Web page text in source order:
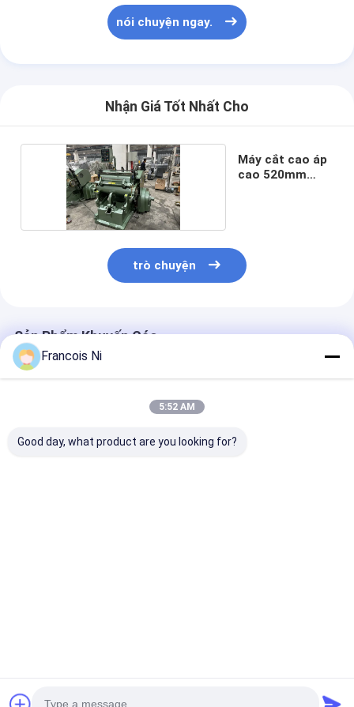
nói chuyện ngay.
Nhận Giá Tốt Nhất Cho
Máy cắt cao áp
cao 520mm
trò chuyện
Sản Phẩm Khuyến Cáo
Francois Ni
5:52 AM
Good day, what product are you looking for?